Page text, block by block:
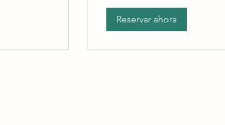
Reservar ahora